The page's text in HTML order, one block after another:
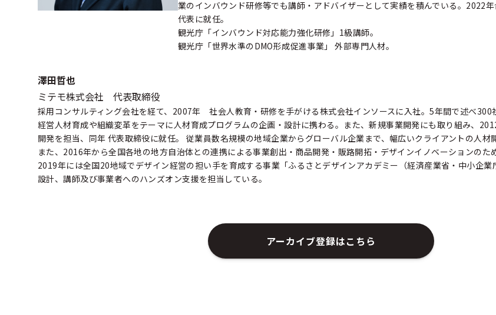
業のインバウンド研修等でも講師・アドバイザーとして実績を積んでいる。2022年
代表に就任。
観光庁「インバウンド対応能力強化研修」1級講師。
観光庁「世界水準のDMO形成促進事業」 外部専門人材。
澤田哲也
ミテモ株式会社 代表取締役
採用コンサルティング会社を経て、2007年 社会人教育・研修を手がける株式会社インソースに入社。5年間で述べ300
経営人材育成や組織変革をテーマに人材育成プログラムの企画・設計に携わる。また、新規事業開発にも取り組み、
開発を担当、同年 代表取締役に就任。 従業員数名規模の地域企業からグローバル企業まで、幅広いクライアントの人材
また、2016年から全国各地の地方自治体との連携による事業創出・商品開発・販路開拓・デザインイノベーションのた
2019年には全国20地域でデザイン経営の担い手を育成する事業「ふるさとデザインアカデミー（経済産業省・中小企
設計、講師及び事業者へのハンズオン支援を担当している。
アーカイブ登録はこちら